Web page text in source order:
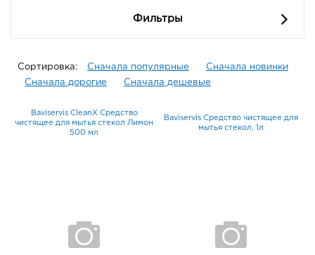
Фильтры
Сортировка: Сначала популярные
Сначала новинки
Сначала дорогие
Сначала дешевые
Baviservis CleanX Средство
чистящее для мытья стекол Лимон
500 мл
Baviservis Cредство чистящее для
мытья стекол, 1л